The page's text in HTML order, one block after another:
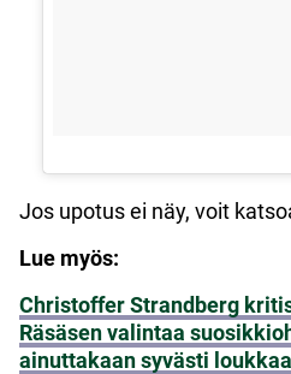
Jos upotus ei näy, voit
Lue myös:
Christoffer Strandberg
Räsäsen valintaa
ainuttakaan syvästi